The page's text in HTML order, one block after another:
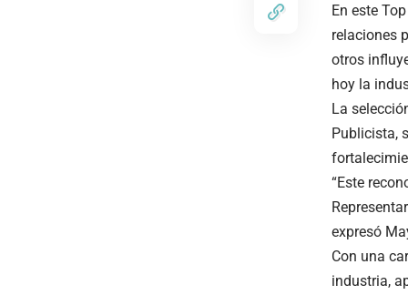
En este
relaciones
otros
hoy la
La
Publicista,
“Este
expresó
Con una
industria,